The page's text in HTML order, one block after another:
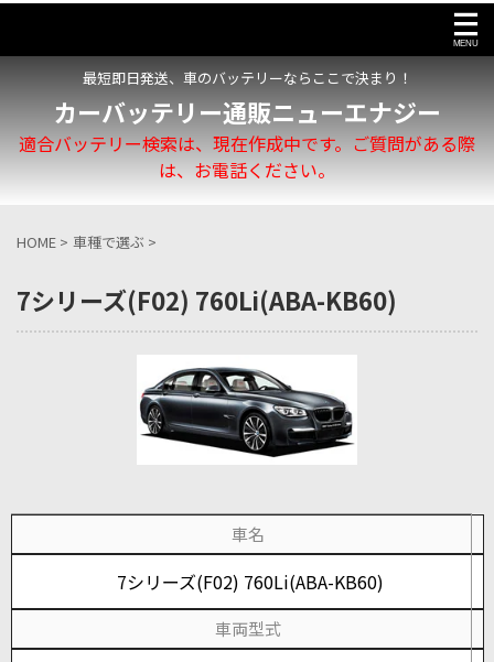
最短即日発送、車のバッテリーならここで決まり！
カーバッテリー通販ニューエナジー
適合バッテリー検索は、現在作成中です。ご質問がある際
は、お電話ください。
HOME > 車種で選ぶ >
7シリーズ(F02) 760Li(ABA-KB60)
車名
7シリーズ(F02) 760Li(ABA-KB60)
車両型式